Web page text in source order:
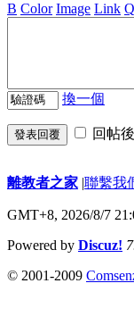
B Color Image Link
換一個
發表回覆 回帖
離教者之家 |聯繫我
GMT+8, 2026/8/7
Powered by Discuz!
© 2001-2009